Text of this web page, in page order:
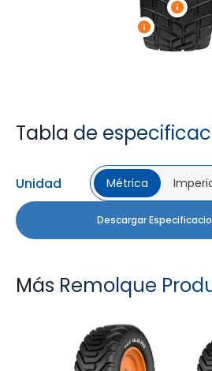
Tabla de
Unidad Métrica
Descargar
Más Remolque